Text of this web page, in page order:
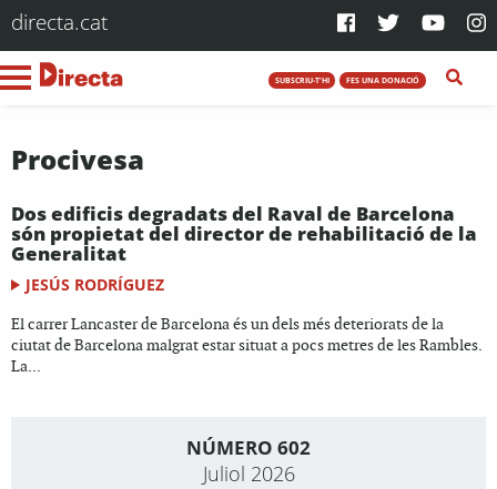
directa.cat
SUBSCRIU-T'HI FES UNA DONACIÓ
Procivesa
Dos edificis degradats del Raval de Barcelona
són propietat del director de rehabilitació de la
Generalitat
JESÚS RODRÍGUEZ
El carrer Lancaster de Barcelona és un dels més deteriorats de la
ciutat de Barcelona malgrat estar situat a pocs metres de les Rambles.
La...
NÚMERO 602
Juliol 2026